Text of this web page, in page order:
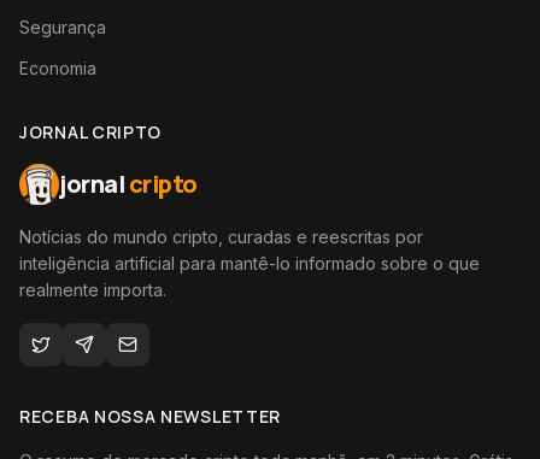
Segurança
Economia
JORNAL CRIPTO
jornalcripto
Notícias do mundo cripto, curadas e reescritas por
inteligência artificial para mantê-lo informado sobre o que
realmente importa.
RECEBA NOSSA NEWSLETTER